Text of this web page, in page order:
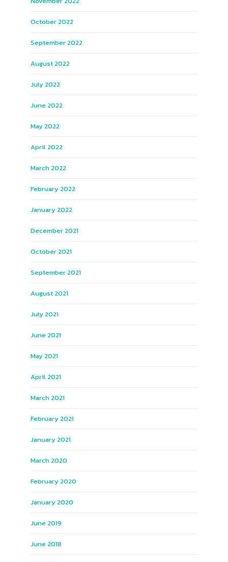
October 2022
September 2022
August 2022
July 2022
June 2022
May 2022
April 2022
March 2022
February 2022
January 2022
December 2021
October 2021
September 2021
August 2021
July 2021
June 2021
May 2021
April 2021
March 2021
February 2021
January 2021
March 2020
February 2020
January 2020
June 2019
June 2018